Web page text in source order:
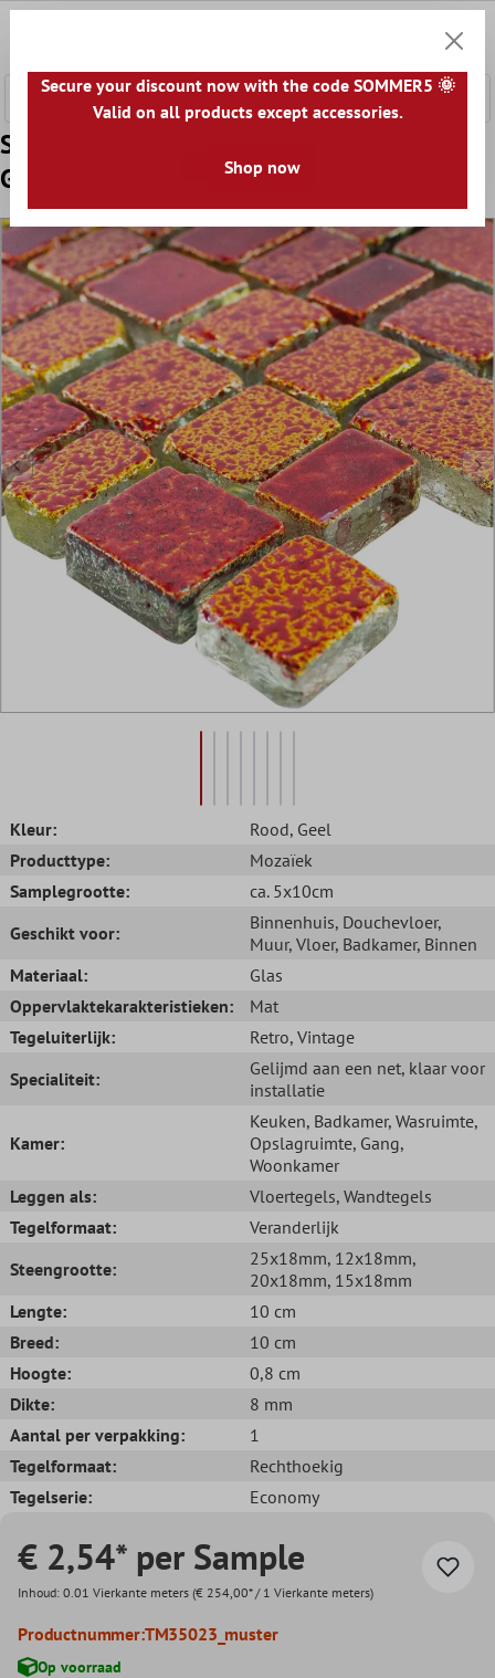
Sample Glas Mozaïektegel Economy Rood
Geel
Kleur: Rood, Geel
Producttype:
Mozaïek
Samplegrootte:
ca. 5x10cm
Geschikt voor:
Binnenhuis, Douchevloer,
Muur, Vloer, Badkamer, Binnen
Materiaal:
Glas
Oppervlaktekarakteristieken:
Mat
Tegeluiterlijk:
Retro, Vintage
Specialiteit:
Gelijmd aan een net, klaar voor
installatie
Kamer:
Keuken, Badkamer, Wasruimte,
Opslagruimte, Gang,
Woonkamer
Leggen als:
Vloertegels, Wandtegels
Tegelformaat:
Veranderlijk
Steengrootte:
25x18mm, 12x18mm,
20x18mm, 15x18mm
Lengte:
10 cm
Breed:
10 cm
Hoogte:
0,8 cm
Dikte:
8 mm
Aantal per verpakking:
1
Tegelformaat:
Rechthoekig
Tegelserie:
Economy
€ 2,54* per Sample
Inhoud: 0.01 Vierkante meters (€ 254,00* / 1 Vierkante meters)
Productnummer:TM35023_muster
Op voorraad
Secure your discount now with the code SOMMER5 🌞
Valid on all products except accessories.
Shop now